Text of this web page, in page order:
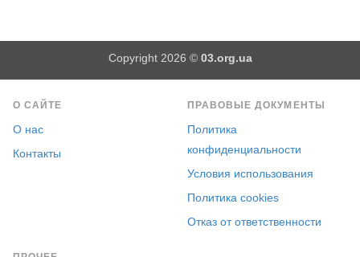
Copyright 2026 © 03.org.ua
О САЙТЕ
О нас
Контакты
ПРАВОВЫЕ ДОКУМЕНТЫ
Политика
конфиденциальности
Условия использования
Политика cookies
Отказ от ответственности